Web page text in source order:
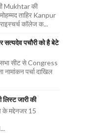
Mukhtar की
ताहिर Kanpur
कॉलेज क...
पचौरी को है बेटे
सीट से Congress
पर्चा दाखिल
जारी की
के मद्देनजर 15